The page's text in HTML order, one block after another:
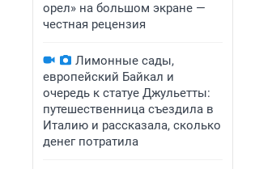
орел» на большом экране —
честная рецензия
Лимонные сады,
европейский Байкал и
очередь к статуе Джульетты:
путешественница съездила в
Италию и рассказала, сколько
денег потратила